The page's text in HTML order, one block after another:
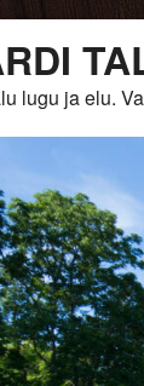
lugu ja elu.